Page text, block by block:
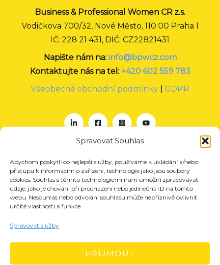
Spravovat Souhlas
Abychom poskytli co nejlepší služby, používáme k ukládání a/nebo
přístupu k informacím o zařízení, technologie jako jsou soubory
cookies. Souhlas s těmito technologiemi nám umožní zpracovávat
údaje, jako je chování při procházení nebo jedinečná ID na tomto
webu. Nesouhlas nebo odvolání souhlasu může nepříznivě ovlivnit
určité vlastnosti a funkce.
Spravovat služby
PŘÍJMOUT
Business & Professional Women CR z.s.
Vodičkova 700/32, Nové Město, 110 00 Praha 1
IČ: 228 21 431, DIČ: CZ22821431
Napište nám na: info@bpwcz.com
Kontaktujte nás na tel: +420 602 559 783
Všeobecné obchodní podmínky
GDPR
O nás
Projekty
Členství
Kontakt